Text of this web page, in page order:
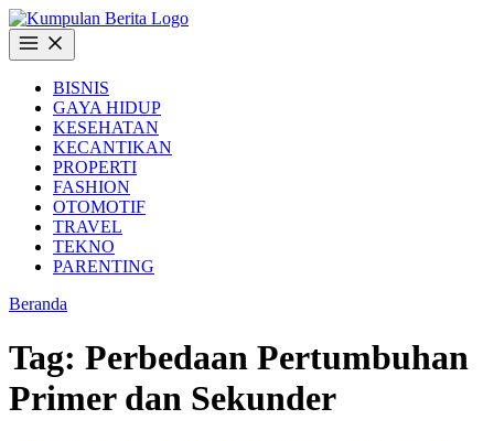
Langsung
ke
konten
Buka
Menu
BISNIS
GAYA HIDUP
KESEHATAN
KECANTIKAN
PROPERTI
FASHION
OTOMOTIF
TRAVEL
TEKNO
PARENTING
Beranda
Tag: Perbedaan Pertumbuhan
Primer dan Sekunder